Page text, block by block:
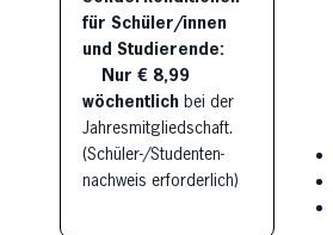
für Schüler/innen
und Studierende:
Nur € 8,99
wöchentlich bei der
Jahresmitgliedschaft.
(Schüler-/Studenten-
nachweis erforderlich)